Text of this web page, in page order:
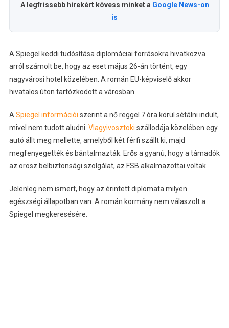
A legfrissebb hírekért kövess minket a Google News-on
is
A Spiegel keddi tudósítása diplomáciai forrásokra hivatkozva
arról számolt be, hogy az eset május 26-án történt, egy
nagyvárosi hotel közelében. A román EU-képviselő akkor
hivatalos úton tartózkodott a városban.
A Spiegel információi szerint a nő reggel 7 óra körül sétálni indult,
mivel nem tudott aludni. Vlagyivosztoki szállodája közelében egy
autó állt meg mellette, amelyből két férfi szállt ki, majd
megfenyegették és bántalmazták. Erős a gyanú, hogy a támadók
az orosz belbiztonsági szolgálat, az FSB alkalmazottai voltak.
Jelenleg nem ismert, hogy az érintett diplomata milyen
egészségi állapotban van. A román kormány nem válaszolt a
Spiegel megkeresésére.